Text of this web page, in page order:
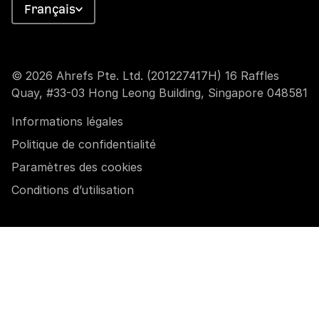
© 2026 Ahrefs Pte. Ltd. (201227417H) 16 Raffles
Quay, #33-03 Hong Leong Building, Singapore 048581
Informations légales
Politique de confidentialité
Paramètres des cookies
Conditions d’utilisation
Français